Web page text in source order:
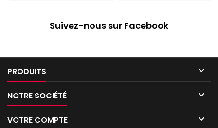
Suivez-nous sur Facebook
PRODUITS 
NOTRE SOCIÉTÉ 
VOTRE COMPTE 